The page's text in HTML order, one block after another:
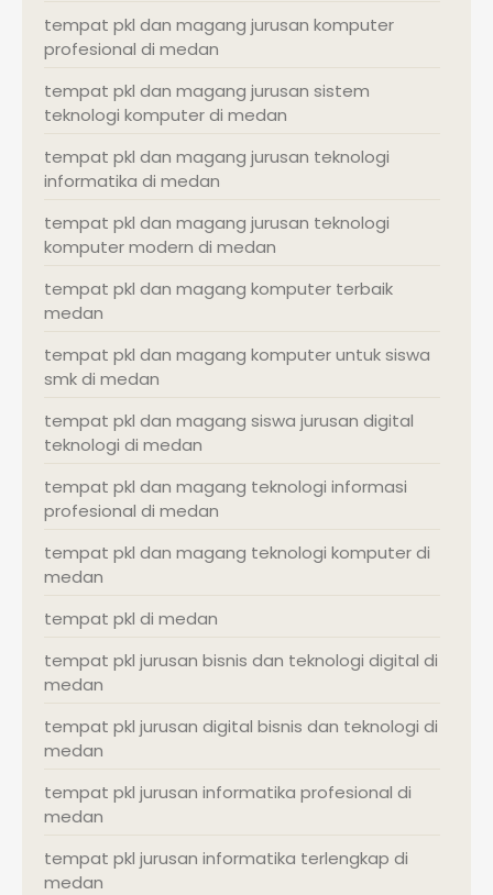
tempat pkl dan magang jurusan komputer
profesional di medan
tempat pkl dan magang jurusan sistem
teknologi komputer di medan
tempat pkl dan magang jurusan teknologi
informatika di medan
tempat pkl dan magang jurusan teknologi
komputer modern di medan
tempat pkl dan magang komputer terbaik
medan
tempat pkl dan magang komputer untuk siswa
smk di medan
tempat pkl dan magang siswa jurusan digital
teknologi di medan
tempat pkl dan magang teknologi informasi
profesional di medan
tempat pkl dan magang teknologi komputer di
medan
tempat pkl di medan
tempat pkl jurusan bisnis dan teknologi digital di
medan
tempat pkl jurusan digital bisnis dan teknologi di
medan
tempat pkl jurusan informatika profesional di
medan
tempat pkl jurusan informatika terlengkap di
medan